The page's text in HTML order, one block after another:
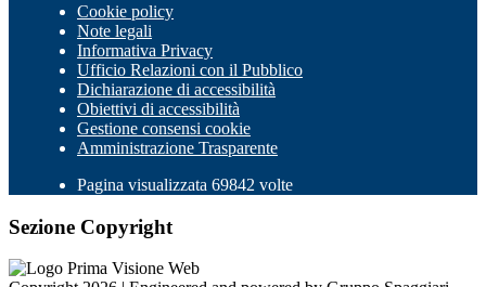
Cookie policy
Note legali
Informativa Privacy
Ufficio Relazioni con il Pubblico
Dichiarazione di accessibilità
Obiettivi di accessibilità
Gestione consensi cookie
Amministrazione Trasparente
Pagina visualizzata 69842 volte
Sezione Copyright